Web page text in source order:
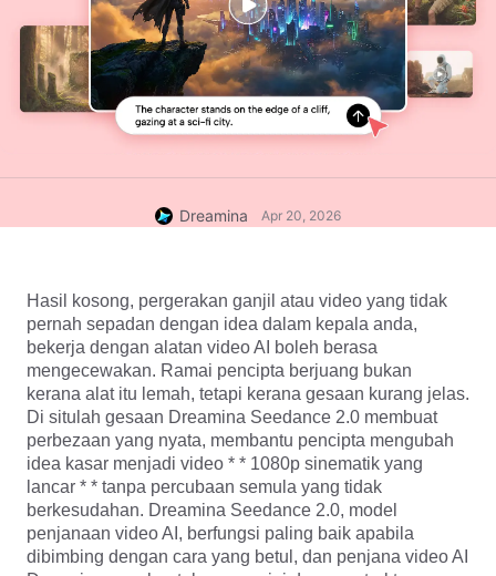
Dreamina Apr 20, 2026
Hasil kosong, pergerakan ganjil atau video yang tidak
pernah sepadan dengan idea dalam kepala anda,
bekerja dengan alatan video AI boleh berasa
mengecewakan. Ramai pencipta berjuang bukan
kerana alat itu lemah, tetapi kerana gesaan kurang jelas.
Di situlah gesaan Dreamina Seedance 2.0 membuat
perbezaan yang nyata, membantu pencipta mengubah
idea kasar menjadi video * * 1080p sinematik yang
lancar * * tanpa percubaan semula yang tidak
berkesudahan. Dreamina Seedance 2.0, model
penjanaan video AI, berfungsi paling baik apabila
dibimbing dengan cara yang betul, dan penjana video AI